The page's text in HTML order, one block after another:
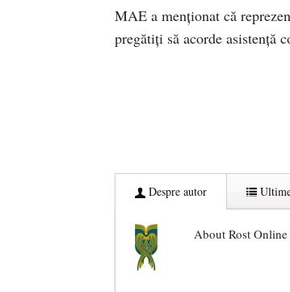
MAE a menţionat că
pregătiţi să acorde asistenţă
Despre autor
About Rost Online